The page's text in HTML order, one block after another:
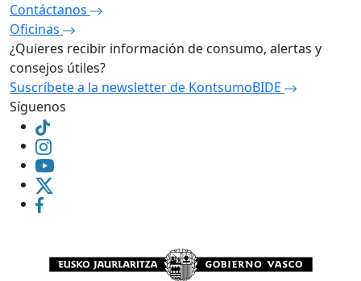
Contáctanos
Oficinas
¿Quieres recibir información de consumo, alertas y
consejos útiles?
Suscríbete a la newsletter de KontsumoBIDE
Síguenos